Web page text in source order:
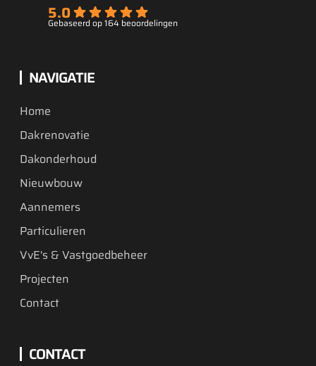
5.0
Gebaseerd op 164 beoordelingen
NAVIGATIE
Home
Dakrenovatie
Dakonderhoud
Nieuwbouw
Aannemers
Particulieren
VvE's & Vastgoedbeheer
Projecten
Contact
CONTACT